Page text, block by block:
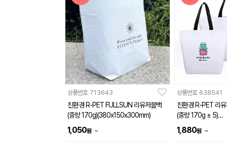
상품번호 713643
친환경 R-PET FULLSUN 리유저블백
(중량 170g)(380x150x300mm)
1,050원 ~
상품번호 638541
친환경 R-PET 리
(중량 170g ± 5)
(380x150x300,
x160x460mm)
1,880원 ~